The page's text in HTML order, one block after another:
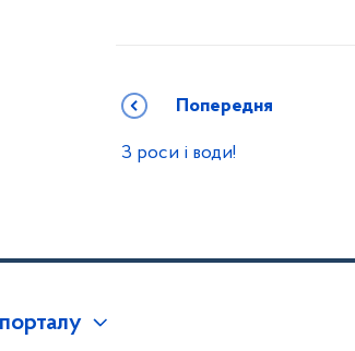
Попередня
З роси і води!